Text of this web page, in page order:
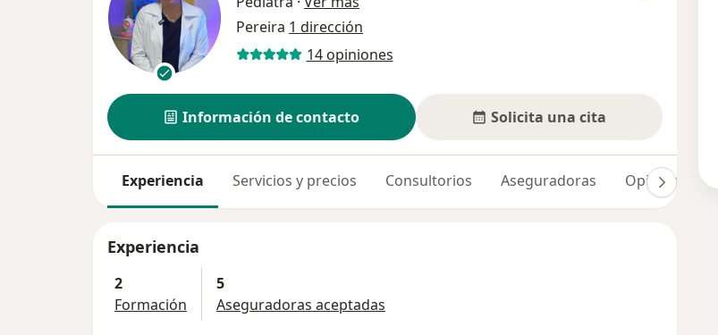
Pereira 1 dirección
14 opiniones
Información de contacto Solicita una cita
Experiencia Servicios y precios Consultorios Aseguradoras Opiniones (14)
Experiencia
2
Formación
5
Aseguradoras aceptadas